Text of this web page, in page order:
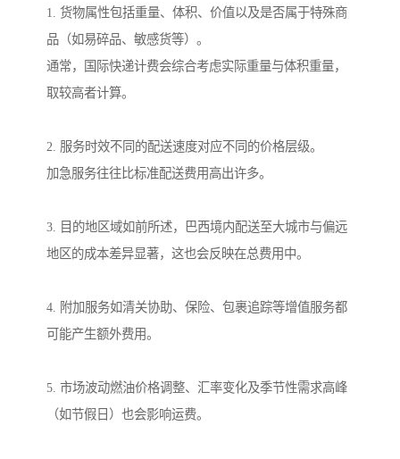
1. 货物属性包括重量、体积、价值以及是否属于特殊商
品（如易碎品、敏感货等）。
通常，国际快递计费会综合考虑实际重量与体积重量，
取较高者计算。
2. 服务时效不同的配送速度对应不同的价格层级。
加急服务往往比标准配送费用高出许多。
3. 目的地区域如前所述，巴西境内配送至大城市与偏远
地区的成本差异显著，这也会反映在总费用中。
4. 附加服务如清关协助、保险、包裹追踪等增值服务都
可能产生额外费用。
5. 市场波动燃油价格调整、汇率变化及季节性需求高峰
（如节假日）也会影响运费。